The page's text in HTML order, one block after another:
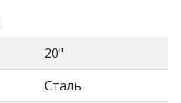
20"
Сталь